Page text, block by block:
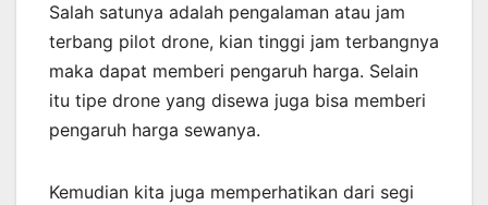
Salah satunya adalah pengalaman atau jam
terbang pilot drone, kian tinggi jam terbangnya
maka dapat memberi pengaruh harga. Selain
itu tipe drone yang disewa juga bisa memberi
pengaruh harga sewanya.
Kemudian kita juga memperhatikan dari segi